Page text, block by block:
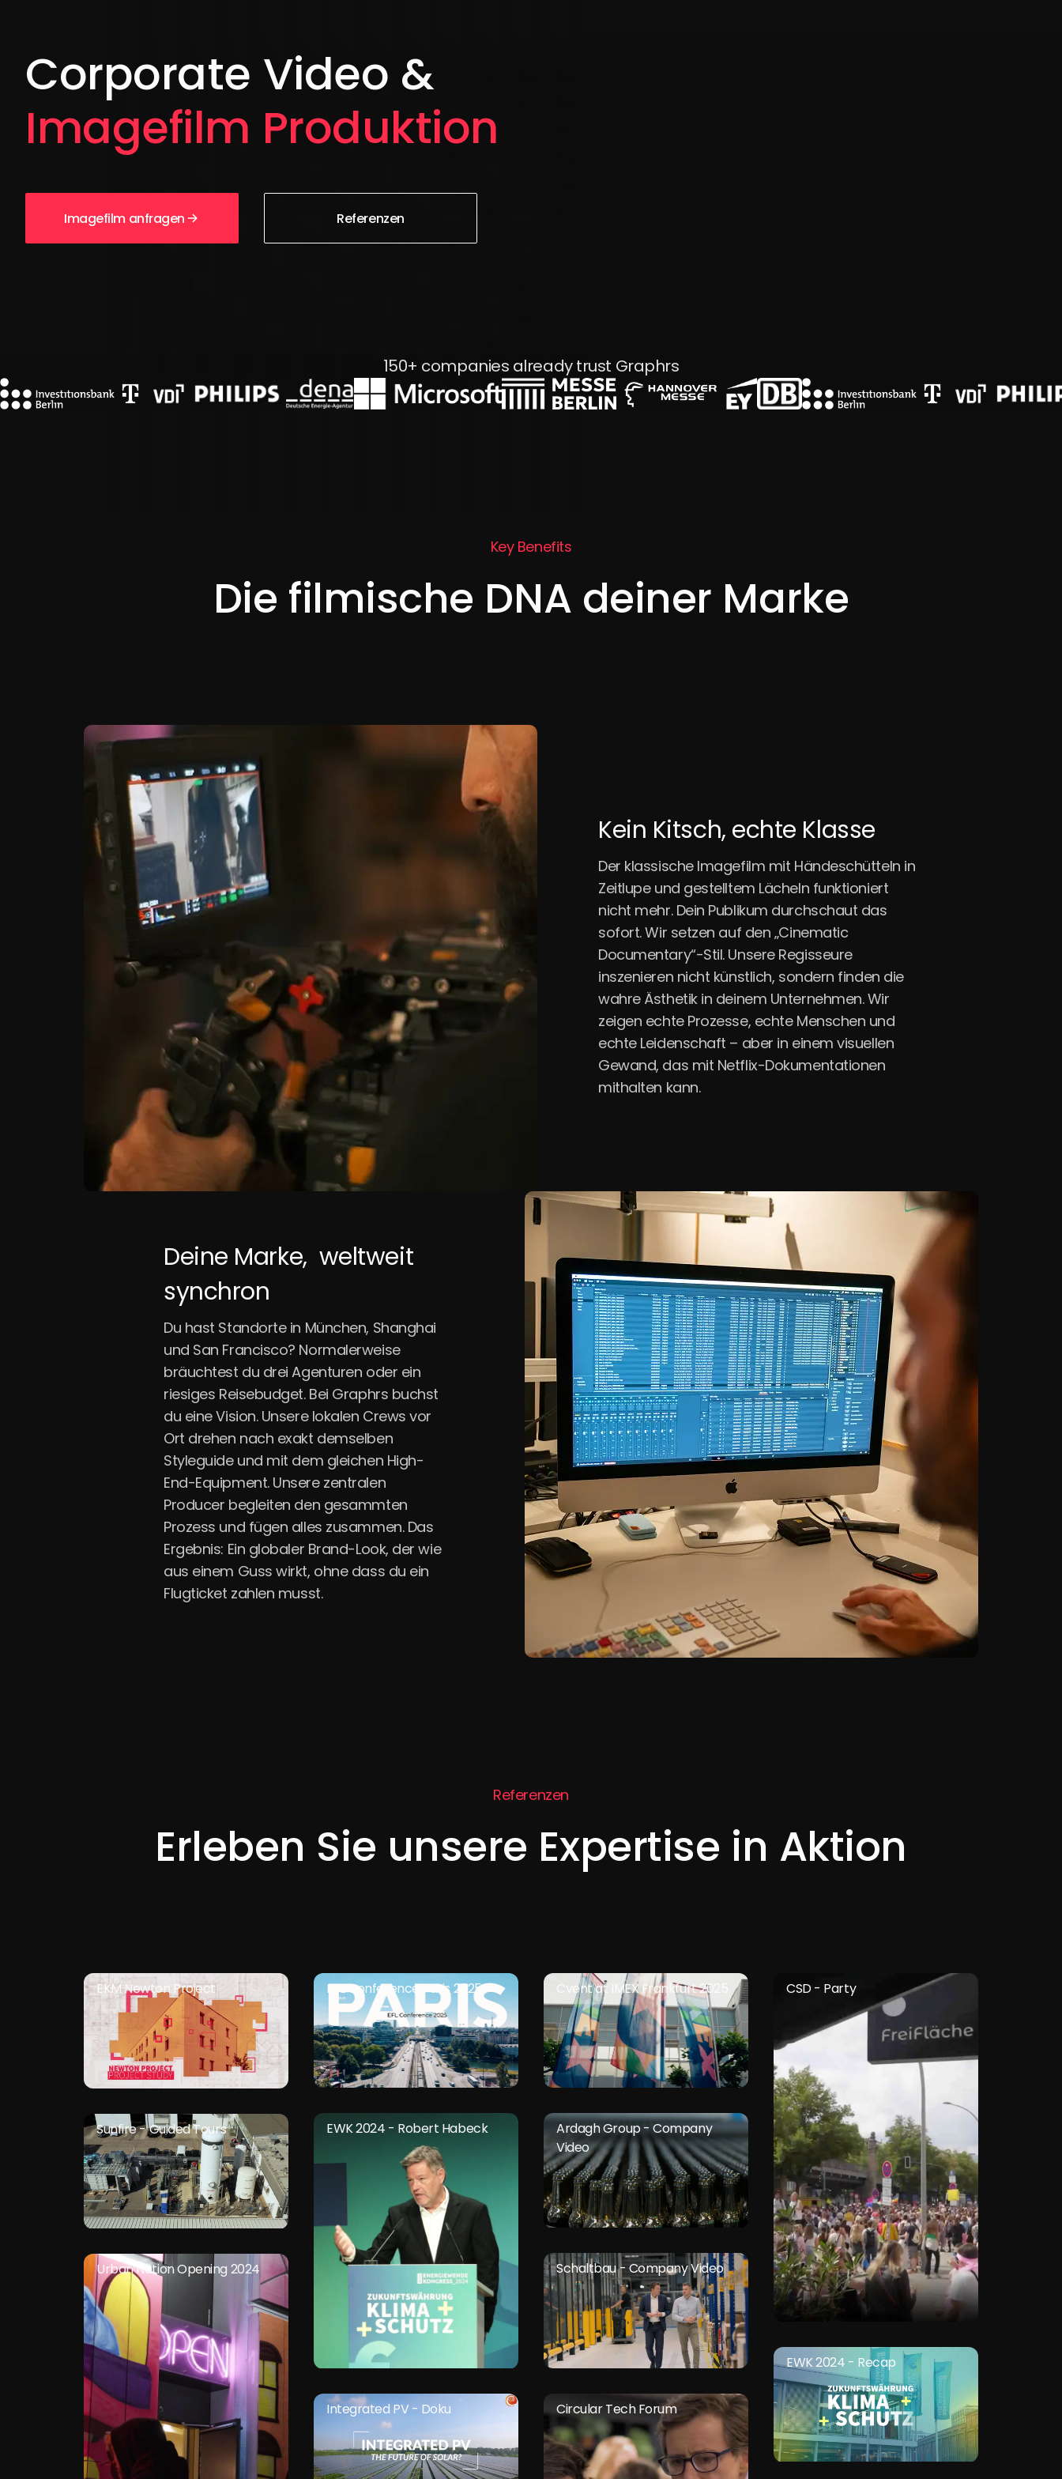
Corporate Video &
Imagefilm Produktion
Imagefilm anfragen Referenzen
150+ companies already trust Graphrs
Key Benefits
Die filmische DNA deiner Marke
Kein Kitsch, echte Klasse
Der klassische Imagefilm mit Händeschütteln in
Zeitlupe und gestelltem Lächeln funktioniert
nicht mehr. Dein Publikum durchschaut das
sofort. Wir setzen auf den „Cinematic
Documentary“-Stil. Unsere Regisseure
inszenieren nicht künstlich, sondern finden die
wahre Ästhetik in deinem Unternehmen. Wir
zeigen echte Prozesse, echte Menschen und
echte Leidenschaft – aber in einem visuellen
Gewand, das mit Netflix-Dokumentationen
mithalten kann.
Deine Marke, weltweit
synchron
Du hast Standorte in München, Shanghai
und San Francisco? Normalerweise
bräuchtest du drei Agenturen oder ein
riesiges Reisebudget. Bei Graphrs buchst
du eine Vision. Unsere lokalen Crews vor
Ort drehen nach exakt demselben
Styleguide und mit dem gleichen High-
End-Equipment. Unsere zentralen
Producer begleiten den gesammten
Prozess und fügen alles zusammen. Das
Ergebnis: Ein globaler Brand-Look, der wie
aus einem Guss wirkt, ohne dass du ein
Flugticket zahlen musst.
Referenzen
Erleben Sie unsere Expertise in Aktion
EKM Newton Project
Sunfire - Guided Tours
Urban Nation Opening 2024
EFL Conference Paris 2025
EWK 2024 - Robert Habeck
Integrated PV - Doku
Cvent at IMEX Frankfurt 2025
Ardagh Group - Company
Video
Schaltbau - Company Video
Circular Tech Forum
CSD - Party
EWK 2024 - Recap